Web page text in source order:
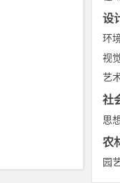
设
环
视
艺
社
思
农
园